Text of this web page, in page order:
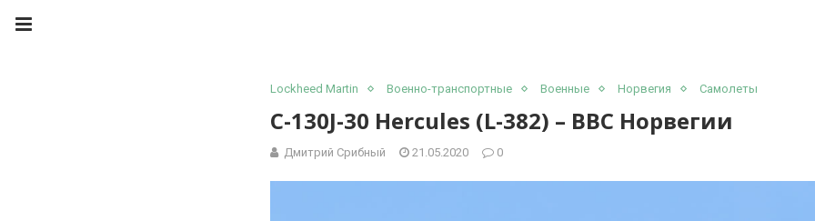
Lockheed Martin Военно-транспортные Военные Норвегия Самолеты
C-130J-30 Hercules (L-382) – ВВС Норвегии
Дмитрий Срибный 21.05.2020 0